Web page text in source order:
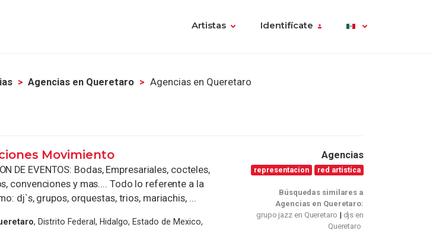
Artistas Identifícate
Agencias en Queretaro Agencias en Queretaro
Movimiento
DE EVENTOS: Bodas, Empresariales, cocteles,
convenciones y mas.... Todo lo referente a la
dj`s, grupos, orquestas, trios, mariachis, ...
, Distrito Federal, Hidalgo, Estado de Mexico,
Agencias
representacion red artistica
Búsquedas similares a
Agencias en Queretaro:
grupo jazz en Queretaro
djs en
Queretaro